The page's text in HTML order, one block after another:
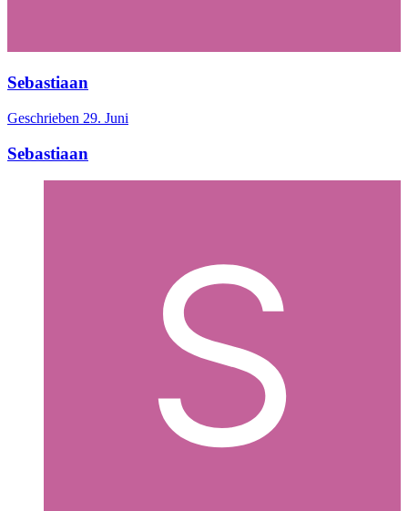
Sebastiaan
Geschrieben 29. Juni
Sebastiaan